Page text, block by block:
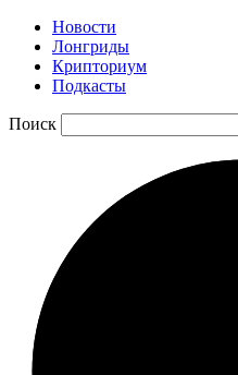
Новости
Лонгриды
Крипториум
Подкасты
Поиск